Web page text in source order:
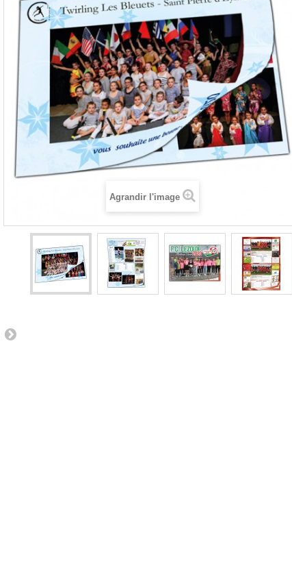
Agrandir l'image